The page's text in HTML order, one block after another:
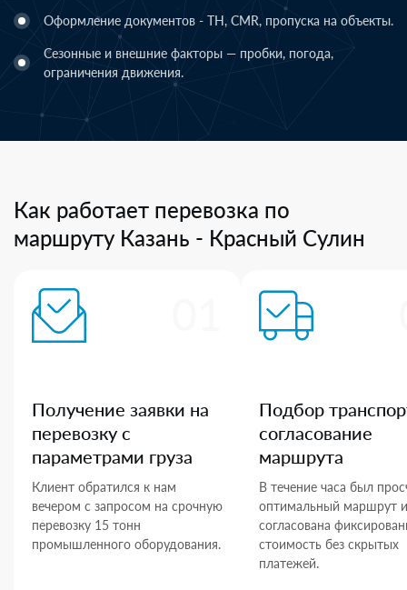
Оформление документов - ТН, CMR, пропуска на объекты.
Сезонные и внешние факторы — пробки, погода,
ограничения движения.
Как работает перевозка по
маршруту Казань - Красный Сулин
Получение заявки на
перевозку с
параметрами груза
Клиент обратился к нам
вечером с запросом на срочную
перевозку 15 тонн
промышленного оборудования.
Подбор
согласование
маршрута
В течение часа был
оптимальный маршрут и
согласована
стоимость без скрытых
платежей.